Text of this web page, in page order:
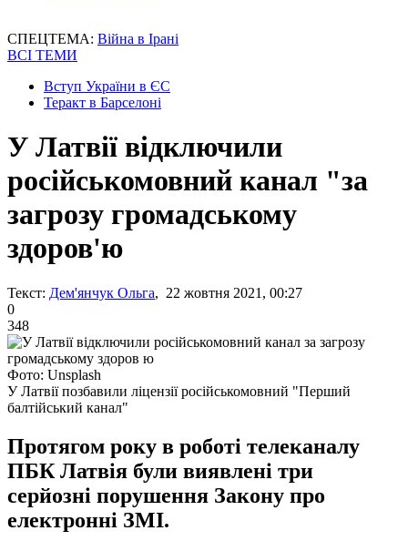
СПЕЦТЕМА: Війна в Ірані
ВСІ ТЕМИ
Вступ України в ЄС
Теракт в Барселоні
У Латвії відключили
російськомовний канал "за
загрозу громадському
здоров'ю
Текст: Дем'янчук Ольга, 22 жовтня 2021, 00:27
0
348
Фото: Unsplash
У Латвії позбавили ліцензії російськомовний "Перший
балтійський канал"
Протягом року в роботі телеканалу
ПБК Латвія були виявлені три
серйозні порушення Закону про
електронні ЗМІ.